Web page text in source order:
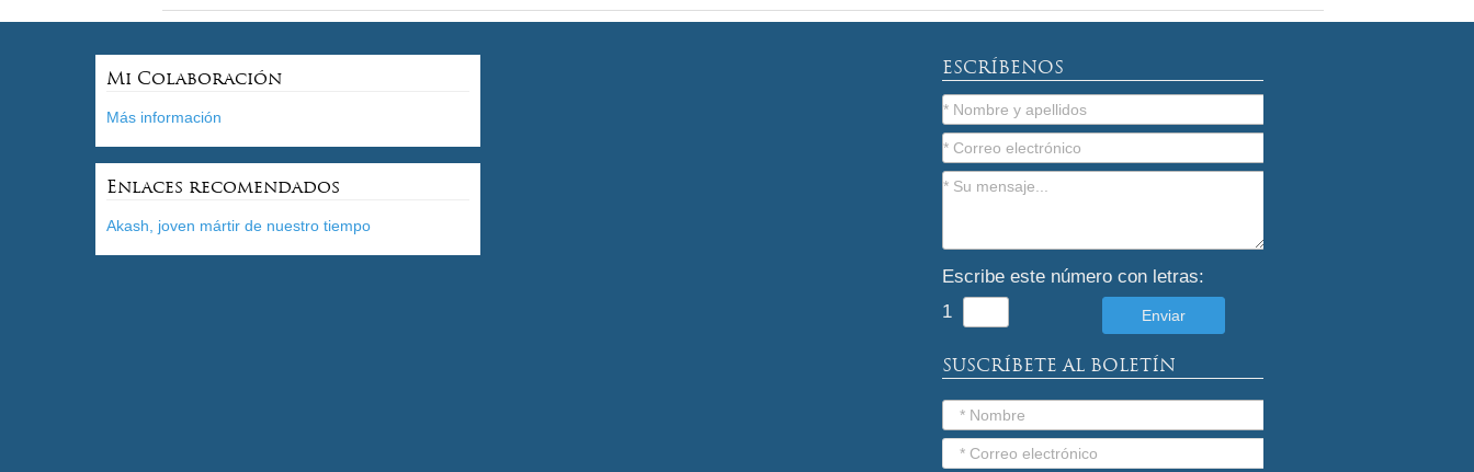
Mi Colaboración
Más información
Enlaces recomendados
Akash, joven mártir de nuestro tiempo
ESCRÍBENOS
Escribe este número con letras:
1
SUSCRÍBETE AL BOLETÍN